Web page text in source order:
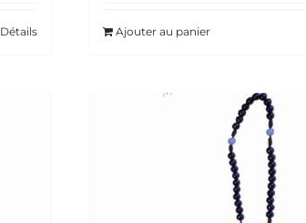
Détails Ajouter au panier